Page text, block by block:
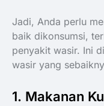
Jadi, Anda perlu
baik dikonsumsi,
penyakit wasir. Ini
wasir yang
1. Makanan